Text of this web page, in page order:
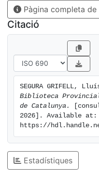
Pàgina completa
Citació
SEGURA GRIFELL,
Biblioteca
de Catalunya.
2026]. Available at:
https://
Estadístiques